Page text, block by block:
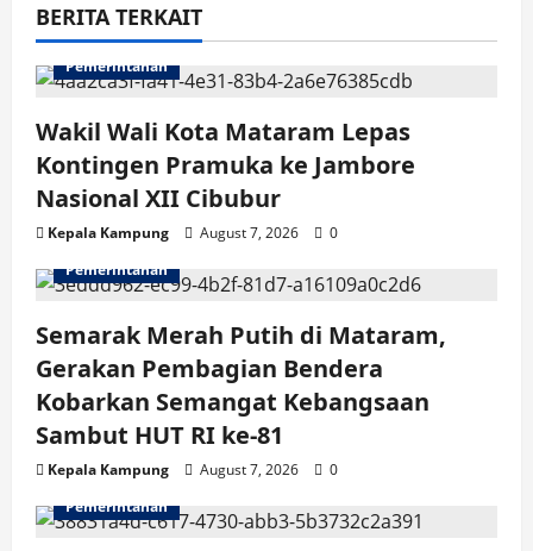
i
g
a
t
i
o
n
BERITA TERKAIT
Pemerintahan
Wakil Wali Kota Mataram Lepas
Kontingen Pramuka ke Jambore
Nasional XII Cibubur
Kepala Kampung August 7, 2026
0
Pemerintahan
Semarak Merah Putih di Mataram,
Gerakan Pembagian Bendera
Kobarkan Semangat Kebangsaan
Sambut HUT RI ke-81
Kepala Kampung August 7, 2026
0
Pemerintahan